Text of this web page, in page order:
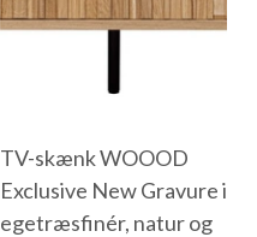
TV-skænk WOOOD
Exclusive New Gravure i
egetræsfinér, natur og